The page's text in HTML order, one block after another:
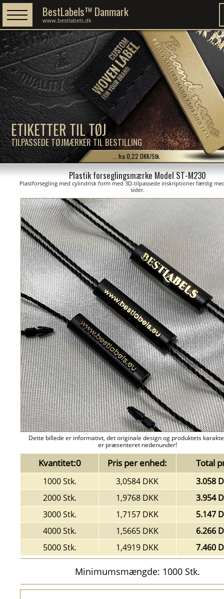
ETIKETTER TIL TØJ
TILPASSEDE TØJMÆRKER TIL BESTILLING
BestLabels™ Danmark
www.bestlabels.dk
... fra 0,22 DKK/Stk.
Plastik forseglingsmærke Model ST-M230
Plastforsegling med cylindrisk form med 3D-tilpassede inskriptioner færdig
sider.
Dette billede er informativt, det originale design og produktets
er præsenteret nedenunder!
Kvantitet:0 Pris per enhed: Total
1000 Stk. 3,0584 DKK
3.058
2000 Stk.
1,9768 DKK
3.954
3000 Stk.
1,7157 DKK
5.147
4000 Stk.
1,5665 DKK
6.266
5000 Stk.
1,4919 DKK 7.460
Minimumsmængde: 1000 Stk.